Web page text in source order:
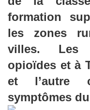
formation
les zones
villes. Les
opioïdes et à
et l’autre
symptômes